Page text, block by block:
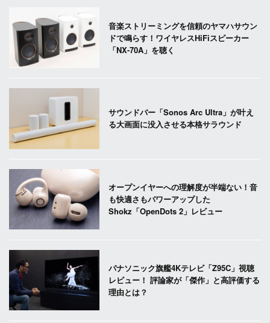
音楽ストリーミングを信頼のヤマハサウン
ドで鳴らす！ワイヤレスHiFiスピーカー
「NX-70A」を聴く
サウンドバー「Sonos Arc Ultra」が叶え
る大画面に没入させる本格サラウンド
オープンイヤーへの理解度が半端ない！音
も快適さもパワーアップした
Shokz「OpenDots 2」レビュー
パナソニック旗艦4Kテレビ「Z95C」視聴
レビュー！ 評論家が「傑作」と高評価する
理由とは？